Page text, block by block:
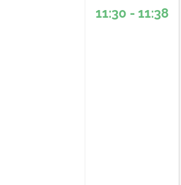
11:30 - 11:38